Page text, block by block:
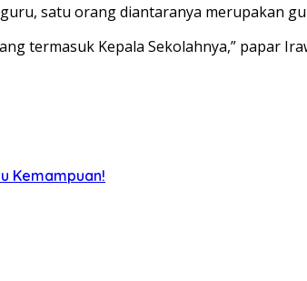
satu orang diantaranya merupakan
termasuk Kepala Sekolahnya,” papar
Kemampuan!